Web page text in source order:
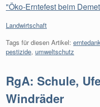
"Öko-Erntefest beim
Kategorien:
Landwirtschaft
Tags für diesen Artikel:
pestizide, umweltschutz
RgA: Schule,
Windräder